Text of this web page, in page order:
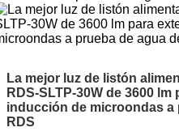
La mejor luz de listón
RDS-SLTP-30W de 3600
inducción de microondas a
RDS